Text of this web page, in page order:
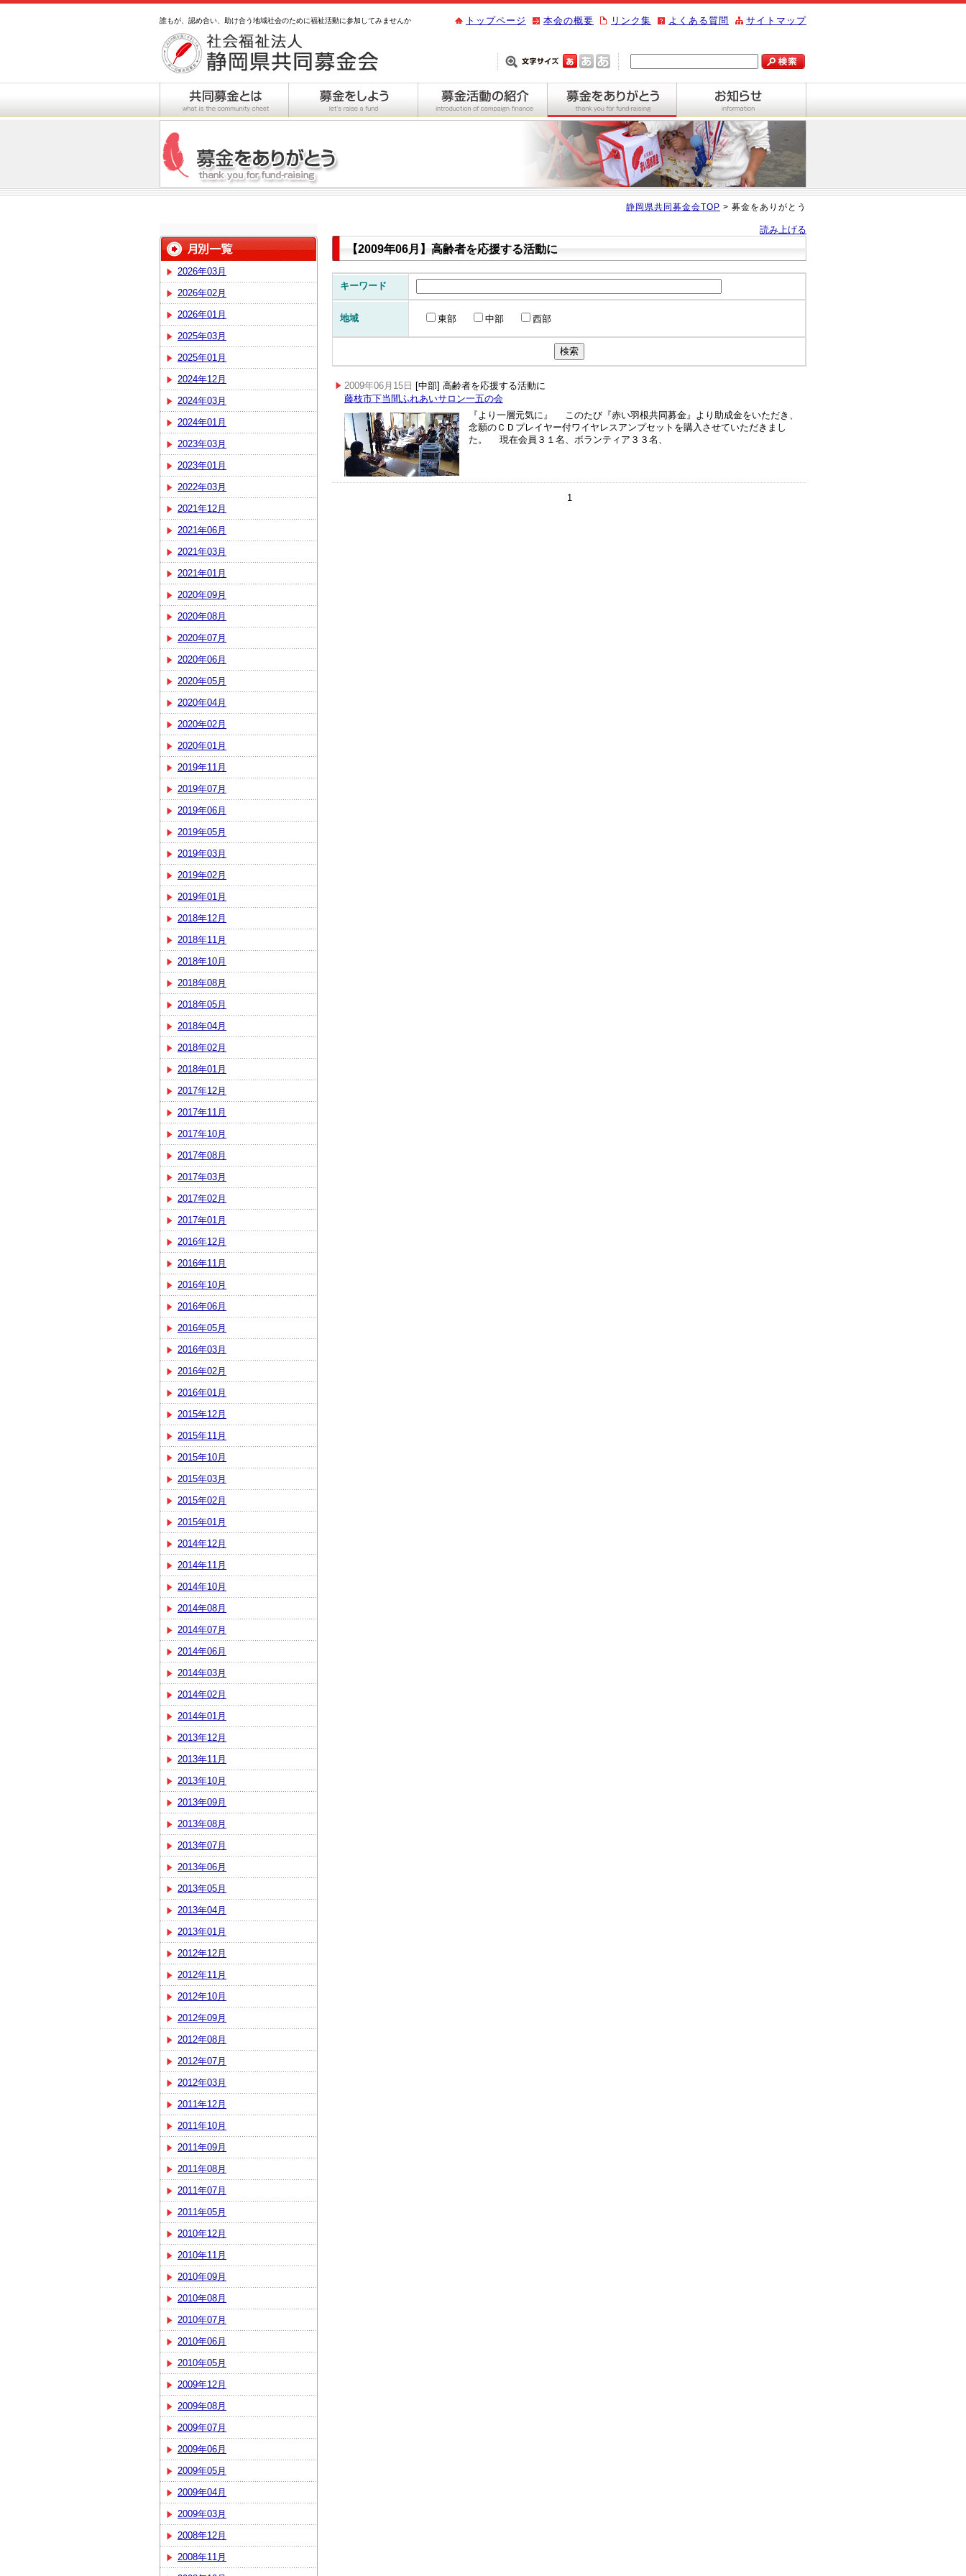
誰もが、認め合い、助け合う地域社会のために福祉活動に参加してみませんか サイトマップ
よくある質問
リンク集
本会の概要
トップページ
静岡県共同募金会TOP > 募金をありがとう
読み上げる
2026年03月
2026年02月
2026年01月
2025年03月
2025年01月
2024年12月
2024年03月
2024年01月
2023年03月
2023年01月
2022年03月
2021年12月
2021年06月
2021年03月
2021年01月
2020年09月
2020年08月
2020年07月
2020年06月
2020年05月
2020年04月
2020年02月
2020年01月
2019年11月
2019年07月
2019年06月
2019年05月
2019年03月
2019年02月
2019年01月
2018年12月
2018年11月
2018年10月
2018年08月
2018年05月
2018年04月
2018年02月
2018年01月
2017年12月
2017年11月
2017年10月
2017年08月
2017年03月
2017年02月
2017年01月
2016年12月
2016年11月
2016年10月
2016年06月
2016年05月
2016年03月
2016年02月
2016年01月
2015年12月
2015年11月
2015年10月
2015年03月
2015年02月
2015年01月
2014年12月
2014年11月
2014年10月
2014年08月
2014年07月
2014年06月
2014年03月
2014年02月
2014年01月
2013年12月
2013年11月
2013年10月
2013年09月
2013年08月
2013年07月
2013年06月
2013年05月
2013年04月
2013年01月
2012年12月
2012年11月
2012年10月
2012年09月
2012年08月
2012年07月
2012年03月
2011年12月
2011年10月
2011年09月
2011年08月
2011年07月
2011年05月
2010年12月
2010年11月
2010年09月
2010年08月
2010年07月
2010年06月
2010年05月
2009年12月
2009年08月
2009年07月
2009年06月
2009年05月
2009年04月
2009年03月
2008年12月
2008年11月
【2009年06月】高齢者を応援する活動に
キーワード
地域 東部 中部 西部
2009年06月15日 [中部] 高齢者を応援する活動に
藤枝市下当間ふれあいサロン一五の会
『より一層元気に』 このたび『赤い羽根共同募金』より助成金をいただき、
念願のＣＤプレイヤー付ワイヤレスアンプセットを購入させていただきまし
た。 現在会員３１名、ボランティア３３名、
1